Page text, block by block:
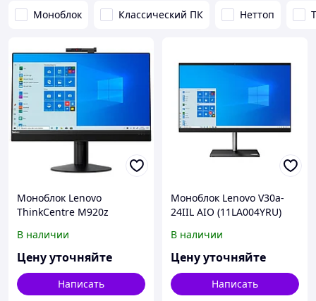
Моноблок Классический ПК Неттоп
Моноблок Lenovo
ThinkCentre M920z
В наличии
Цену уточняйте
Написать
Моноблок Lenovo V30a-
24IIL AIO (11LA004YRU)
В наличии
Цену уточняйте
Написать